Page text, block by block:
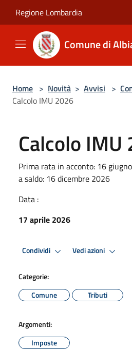
Regione Lombardia
Comune di
Home > Novità > Avvisi >
Calcolo IMU 2026
Calcolo IMU
Prima rata in acconto: 16
a saldo: 16 dicembre 2026
Data :
17 aprile 2026
Condividi Vedi azioni
Categorie:
Comune
Tributi
Argomenti:
Imposte